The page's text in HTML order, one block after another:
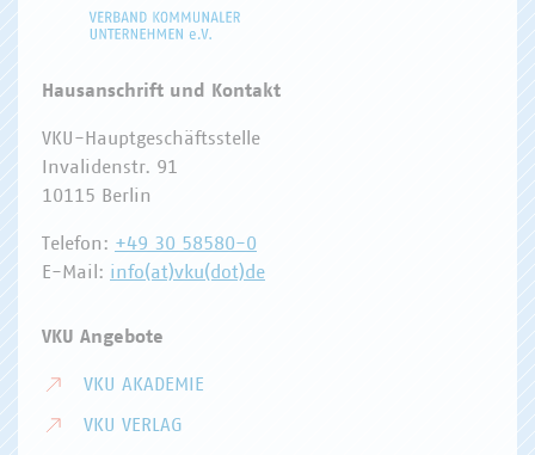
Hausanschrift und Kontakt
VKU-Hauptgeschäftsstelle
Invalidenstr. 91
10115 Berlin
Telefon: +49 30 58580-0
E-Mail: info(at)vku(dot)de
VKU Angebote
VKU AKADEMIE
VKU VERLAG